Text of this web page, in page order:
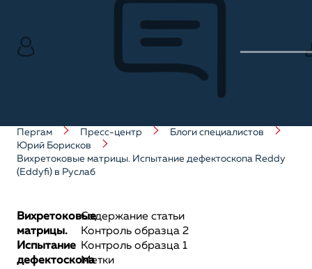
Пергам Пресс-центр
Блоги специалистов
Юрий Борисков
Вихретоковые матрицы. Испытание дефектоскопа Reddy
(Eddyfi) в Руслаб
Вихретоковые
матрицы.
Испытание
дефектоскопа
Содержание статьи
Контроль образца 2
Контроль образца 1
Метки